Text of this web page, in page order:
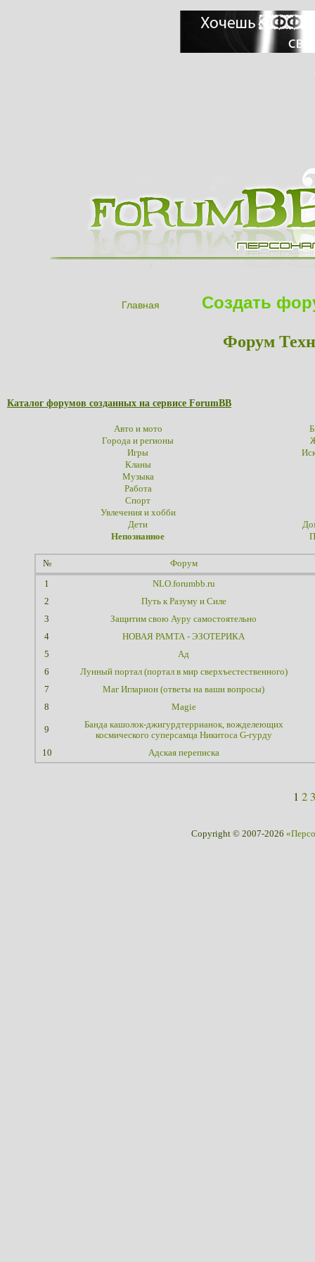
Главная Создать
Форум
Каталог форумов созданных на сервисе ForumBB
Авто и мото
Города и регионы
Игры
Кланы
Музыка
Работа
Спорт
Увлечения и хобби
Дети
Непознанное
№ Форум
1
NLO.forumbb.ru
2
Путь к Разуму и Силе
3
Защитим свою Ауру самостоятельно
4
НОВАЯ РАМТА - ЭЗОТЕРИКА
5
Ад
6
Лунный портал (портал в мир сверхъестественного)
7
Маг Игларион (ответы на ваши вопросы)
8
Magie
9
Банда кашолок-джигурдтеррианок, вожделеющих
космического суперсамца Никитоса G-гурду
10
Адская переписка
1 2 3
Copyright © 2007-2026